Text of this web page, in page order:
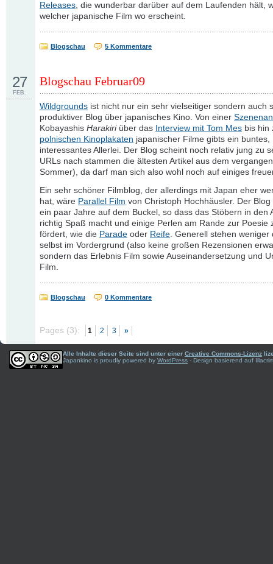
Releases, die wunderbar darüber auf dem Laufenden hält,
welcher japanische Film wo erscheint.
Blogschau 5 Kommentare
Blogschau Februar09
27
FEB.
Wildgrounds ist nicht nur ein sehr vielseitiger sondern auch
produktiver Blog über japanisches Kino. Von einer
Kobayashis Harakiriüber das Interview mit Tom Mes bis hin
polnischen Kinoplakaten japanischer Filme gibts ein buntes,
interessantes Allerlei. Der Blog scheint noch relativ jung zu
URLs nach stammen die ältesten Artikel aus dem
Sommer), da darf man sich also wohl noch auf einiges
Ein sehr schöner Filmblog, der allerdings mit Japan eher
hat, wäre Parallel Film von Christoph Hochhäusler. Der
ein paar Jahre auf dem Buckel, so dass das Stöbern in den
richtig Spaß macht und einige Perlen am Rande zur Poesie
fördert, wie die Parade oder Reife. Generell stehen weniger
selbst im Vordergrund (also keine großen Rezensionen
sondern das Erlebnis Film sowie Auseinandersetzung und
Film.
Blogschau 0 Kommentare
Pages (3): 1 2 3 »
Alle Inhalte dieser Seite sind unter einer Creative Commons-Lizenz
Japankino is proudly powered by WordPress - Design basierend auf